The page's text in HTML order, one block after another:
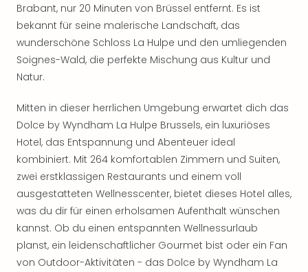
Brabant, nur 20 Minuten von Brüssel entfernt. Es ist
bekannt für seine malerische Landschaft, das
wunderschöne Schloss La Hulpe und den umliegenden
Soignes-Wald, die perfekte Mischung aus Kultur und
Natur.
Mitten in dieser herrlichen Umgebung erwartet dich das
Dolce by Wyndham La Hulpe Brussels, ein luxuriöses
Hotel, das Entspannung und Abenteuer ideal
kombiniert. Mit 264 komfortablen Zimmern und Suiten,
zwei erstklassigen Restaurants und einem voll
ausgestatteten Wellnesscenter, bietet dieses Hotel alles,
was du dir für einen erholsamen Aufenthalt wünschen
kannst. Ob du einen entspannten Wellnessurlaub
planst, ein leidenschaftlicher Gourmet bist oder ein Fan
von Outdoor-Aktivitäten - das Dolce by Wyndham La